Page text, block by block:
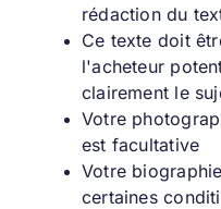
rédaction du
Ce texte doit
l'acheteur
clairement le
Votre
est facultative
Votre
certaines